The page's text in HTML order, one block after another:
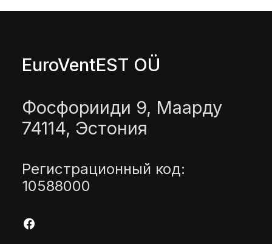
EuroVentEST OÜ
Фосфорииди 9, Маарду
74114, Эстония
Регистрационный код:
10588000